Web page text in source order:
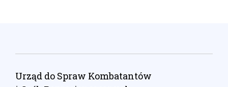
Urząd do Spraw Kombatantów